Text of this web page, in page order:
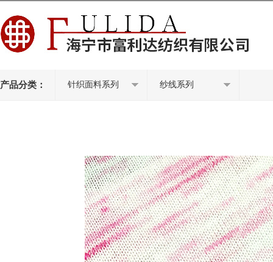
产品分类： 针织面料系列 纱线系列